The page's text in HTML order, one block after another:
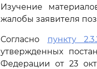
Изучение
жалобы заявителя
Согласно пункту
утвержденных
Федерации от 23